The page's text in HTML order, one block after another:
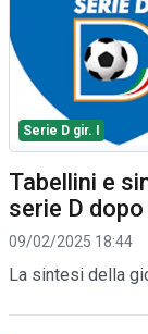
Serie D gir. I
Tabellini e
serie D
09/02/2025 18:44
La sintesi della